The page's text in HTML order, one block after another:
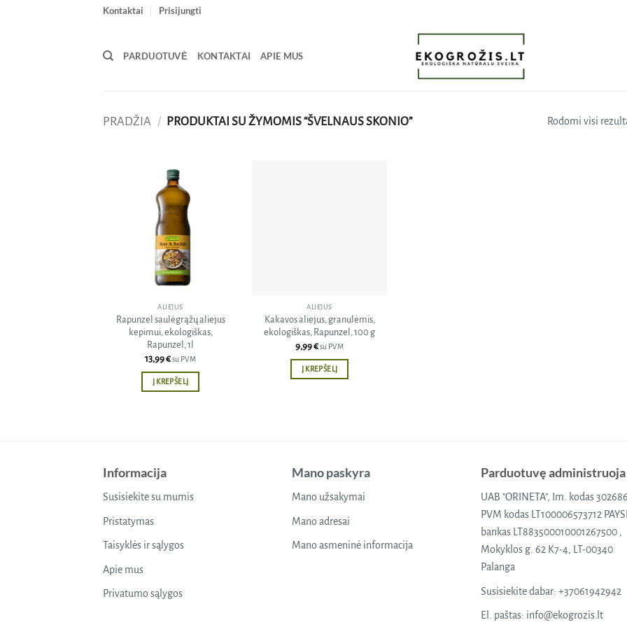
Kontaktai Prisijungti
PARDUOTUVĖ KONTAKTAI APIE MUS
PRADŽIA / PRODUKTAI SU ŽYMOMIS “ŠVELNAUS SKONIO” Rodomi visi
ALIEJUS
Rapunzel saulėgrąžų aliejus
kepimui, ekologiškas,
Rapunzel, 1l
13,99€su PVM
Į KREPŠELĮ
ALIEJUS
Kakavos aliejus, granulėmis,
ekologiškas, Rapunzel, 100 g
9,99€su PVM
Į KREPŠELĮ
Informacija
Susisiekite su mumis
Pristatymas
Taisyklės ir sąlygos
Apie mus
Privatumo sąlygos
Mano paskyra
Mano užsakymai
Mano adresai
Mano asmeninė informacija
Parduotuvę administruoja
UAB "ORINETA", Im. kodas
PVM kodas LT100006573712
bankas LT883500010001267500 ,
Mokyklos g. 62 K7-4, LT-00340
Palanga
Susisiekite dabar: +37061942942
El. paštas: info@ekogrozis.lt